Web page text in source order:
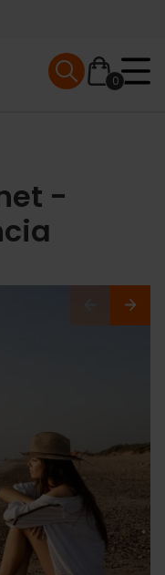
0
Mobile menu
-